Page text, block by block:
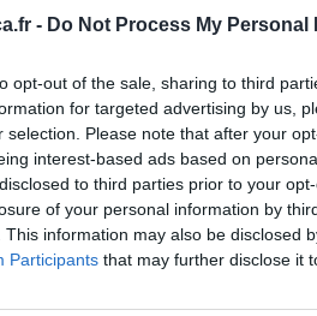
- Do Not Process My Personal
opt-out of the sale, sharing to third
for targeted advertising by us,
selection. Please note that after your
interest-based ads based on
to third parties prior to your
of your personal information by
This information may also be disclosed
Participants that may further disclose it
Quantité effets
secondaires
42 ans de
il y a
à
mieux
ne pas faire toute la cure. mon
un bon 30 c